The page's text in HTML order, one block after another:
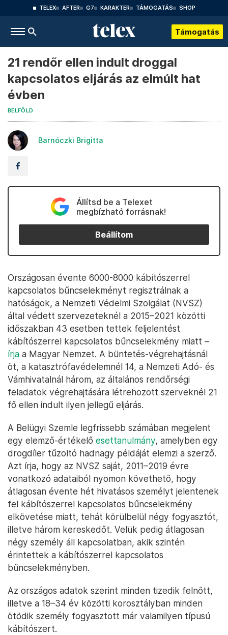
TELEX AFTER G7 KARAKTER TÁMOGATÁS SHOP
Támogatás
21 rendőr ellen indult droggal
kapcsolatos eljárás az elmúlt hat
évben
BELFÖLD
Barnóczki Brigitta
Állítsd be a Telexet
megbízható forrásnak!
Beállítom
Országosan évente 6000-8000 kábítószerrel
kapcsolatos bűncselekményt regisztrálnak a
hatóságok, a Nemzeti Védelmi Szolgálat (NVSZ)
által védett szervezeteknél a 2015–2021 közötti
időszakban 43 esetben tettek feljelentést
kábítószerrel kapcsolatos bűncselekmény miatt –
írja a Magyar Nemzet. A büntetés-végrehajtásnál
öt, a katasztrófavédelemnél 14, a Nemzeti Adó- és
Vámhivatalnál három, az általános rendőrségi
feladatok végrehajtására létrehozott szerveknél 21
fő ellen indult ilyen jellegű eljárás.
A Belügyi Szemle legfrissebb számában megjelent
egy elemző-értékelő esettanulmány, amelyben egy
drogdíler tűzoltó hadnagy példáját elemzi a szerző.
Azt írja, hogy az NVSZ saját, 2011–2019 évre
vonatkozó adataiból nyomon követhető, hogy
átlagosan évente hét hivatásos személyt jelentenek
fel kábítószerrel kapcsolatos bűncselekmény
elkövetése miatt, tehát körülbelül négy fogyasztót,
illetve három kereskedőt. Velük pedig átlagosan
négy személy áll kapcsolatban, akik szintén
érintettek a kábítószerrel kapcsolatos
bűncselekményben.
Az országos adatok szerint minden tizedik felnőtt,
illetve a 18–34 év közötti korosztályban minden
ötödik személy fogyasztott már valamilyen típusú
kábítószert.